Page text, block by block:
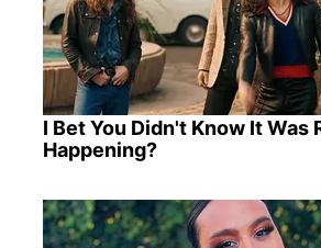
I Bet You Didn't Know It Was
Happening?